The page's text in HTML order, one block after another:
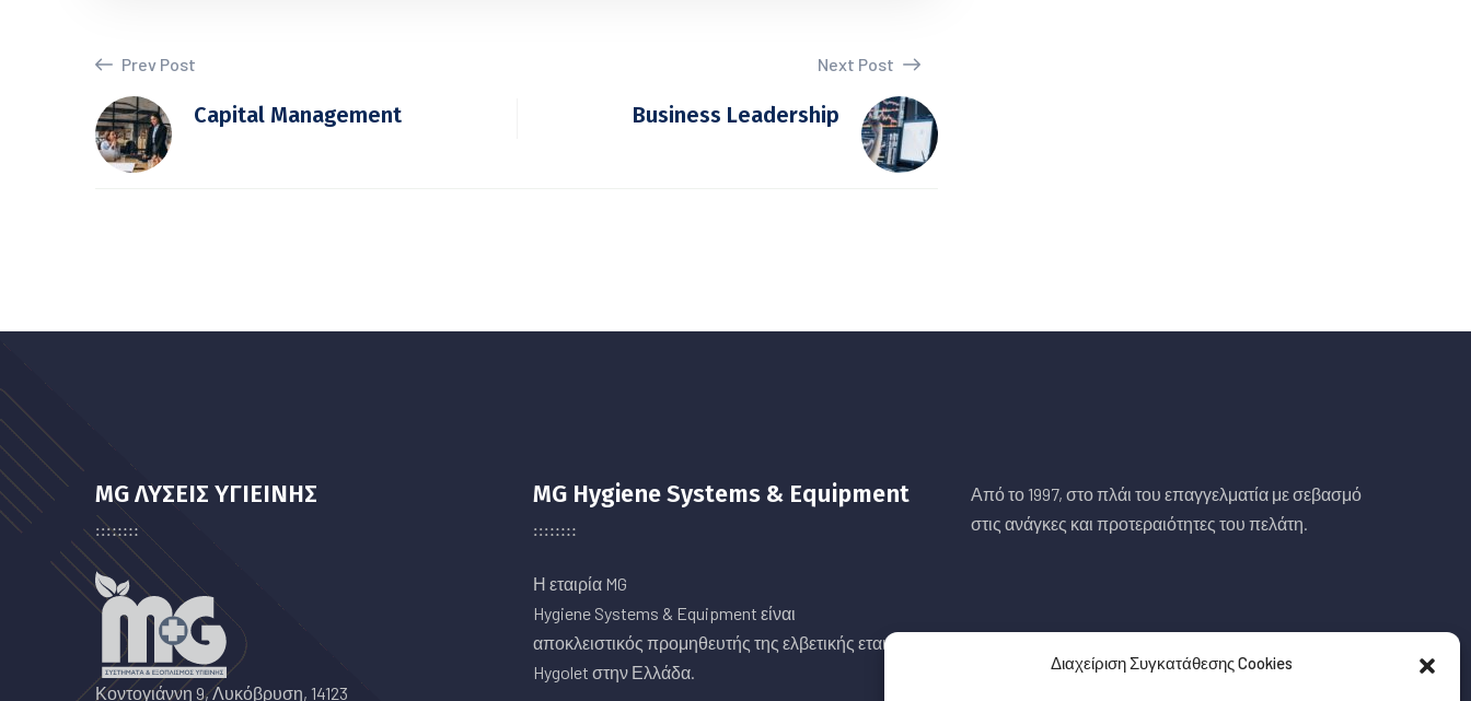
Διαχείριση Συγκατάθεσης Cookies
Prev Post
Capital Management
Next Post
Business Leadership
MG ΛΥΣΕΙΣ ΥΓΙΕΙΝΗΣ
Κοντογιάννη 9, Λυκόβρυση, 14123
MG Hygiene Systems & Equipment
Η εταιρία MG
Hygiene Systems & Equipment είναι
αποκλειστικός προμηθευτής της ελβετικής εταιρείας
Hygolet στην Ελλάδα.
Από το 1997, στο πλάι του επαγγελματία με σεβασμό
στις ανάγκες και προτεραιότητες του πελάτη.